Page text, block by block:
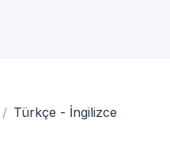
Türkçe - İngilizce